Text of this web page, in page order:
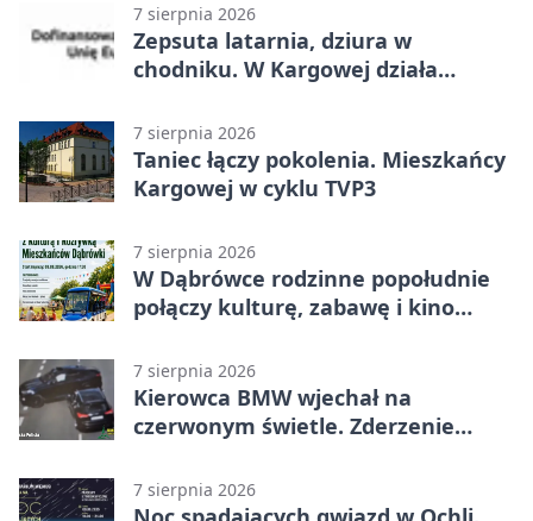
7 sierpnia 2026
Zepsuta latarnia, dziura w
chodniku. W Kargowej działa
7 sierpnia 2026
Taniec łączy pokolenia. Mieszkańcy
Kargowej w cyklu TVP3
7 sierpnia 2026
W Dąbrówce rodzinne popołudnie
połączy kulturę, zabawę i kino
7 sierpnia 2026
Kierowca BMW wjechał na
czerwonym świetle. Zderzenie
7 sierpnia 2026